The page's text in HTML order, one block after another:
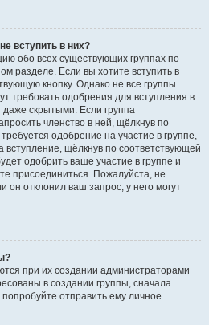
вступить в них?
обо всех существующих группах по
разделе. Если вы хотите вступить в
кнопку. Однако не все группы
требовать одобрения для вступления в
скрытыми. Если группа
членство в ней, щёлкнув по
одобрение на участие в группе,
вступление, щёлкнув по соответствующей
одобрить ваше участие в группе и
присоединиться. Пожалуйста, не
он отклонил ваш запрос; у него могут
при их создании администраторами
в создании группы, сначала
отправить ему личное